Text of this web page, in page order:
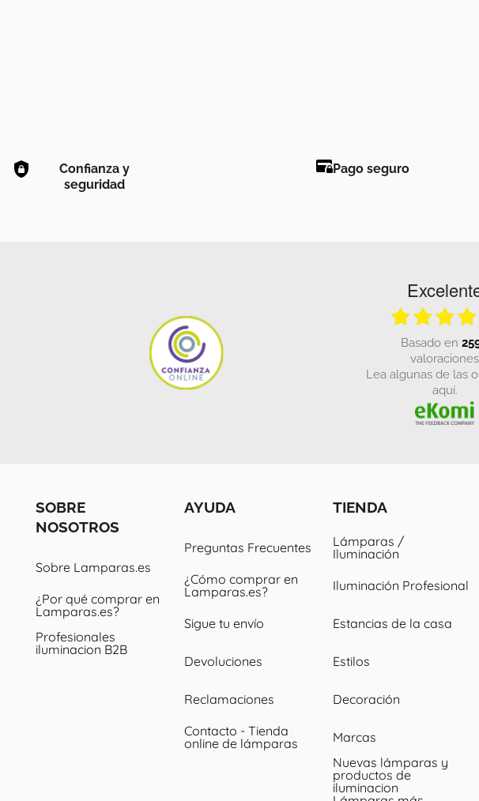
Confianza y
seguridad
Pago seguro
basado en
valoraciones
Lea algunas de las opiniones
aquí.
SOBRE
NOSOTROS
Sobre Lamparas.es
¿Por qué comprar en
Lamparas.es?
Profesionales
iluminacion B2B
AYUDA
Preguntas Frecuentes
¿Cómo comprar en
Lamparas.es?
Sigue tu envío
Devoluciones
Reclamaciones
Contacto - Tienda
online de lámparas
TIENDA
Lámparas /
Iluminación
Iluminación Profesional
Estancias de la casa
Estilos
Decoración
Marcas
Nuevas lámparas y
productos de
iluminacion